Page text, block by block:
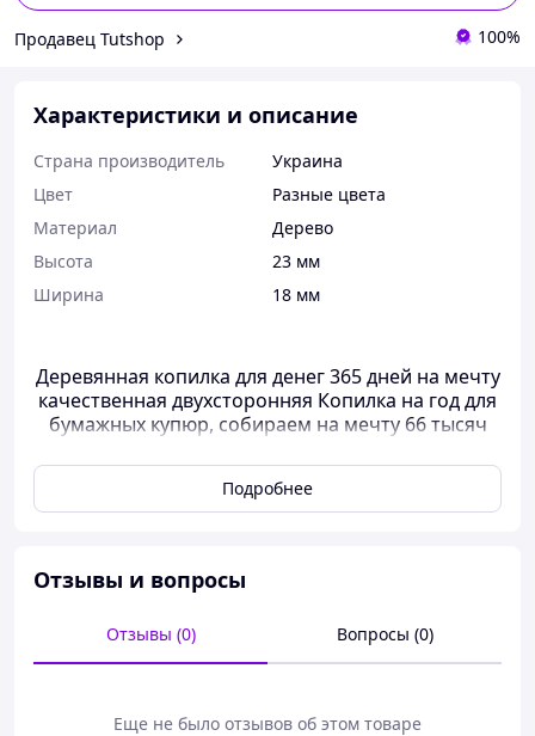
Продавец Tutshop 100%
Характеристики и описание
Страна производитель
Украина
Цвет
Разные цвета
Материал
Дерево
Высота
23 мм
Ширина
18 мм
Деревянная копилка для денег 365 дней на мечту
качественная двухсторонняя Копилка на год для
бумажных купюр, собираем на мечту 66 тысяч
Цвет: Черный, натуральный, белый
Подробнее
Отзывы и вопросы
Отзывы (0) Вопросы (0)
Еще не было отзывов об этом товаре